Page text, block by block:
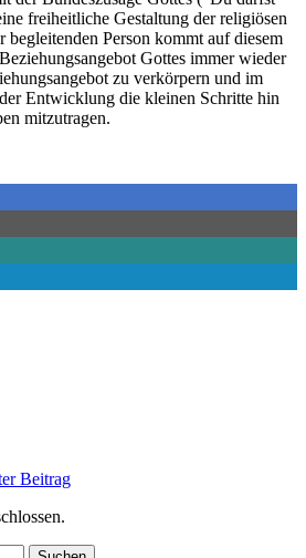
freiheitliche Gestaltung der religiösen
Person kommt auf diesem
Gottes immer wieder
zu verkörpern und im
Entwicklung die kleinen Schritte hin
mitzutragen.
Beitrag